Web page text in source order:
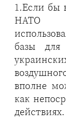
1.Если бы
НАТО
базы для
вполне
как
действиях.